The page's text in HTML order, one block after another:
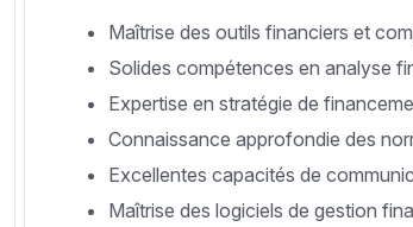
Maîtrise des outils financiers et
Solides compétences en analyse
Expertise en stratégie de
Connaissance approfondie des
Excellentes capacités de
Maîtrise des logiciels de gestion